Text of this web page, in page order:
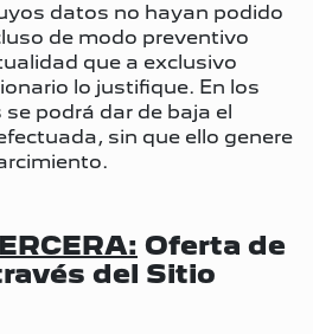
datos no hayan podido
de modo preventivo
que a exclusivo
lo justifique. En los
podrá dar de baja el
sin que ello genere
Oferta de
del Sitio